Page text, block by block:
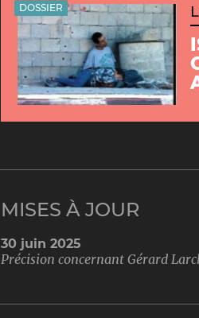
DOSSIER
MISES À JOUR
30 juin 2025
Précision concernant Gérard